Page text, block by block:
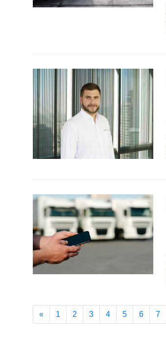
Agricultura
Precisão
Automação
Robótica
Commerce
Informatização
Empresarial
« 1 2 3 4 5 6 7